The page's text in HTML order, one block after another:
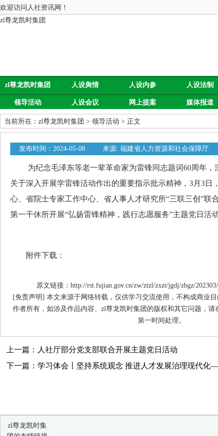
欢迎访问人社资讯网！
zl尊龙凯时集团
zl尊龙凯时集团 人设舆情 人设内参 人设法制
领导活动 人设会议 网上提案 媒体报道
当前所在： zl尊龙凯时集团 > 领导活动 > 正文
发布时间：2024-05-08 来源: 福建省人力资源和社会保障厅
为纪念毛泽东等老一辈革命家为雷锋同志题词60周年，
关于深入开展学雷锋活动作出的重要指示批示精神，3月3日
心、省院士专家工作中心、省人事人才研究所“三联三创”联
第一干休所开展“弘扬雷锋精神，践行志愿服务”主题党日活
附件下载：
原文链接：http://rst.fujian.gov.cn/zw/ztzl/zxzt/jgdj/zbgz/
[免责声明] 本文来源于网络转载，仅供学习交流使用，不构成商业
作者所有，如涉及作品内容、zl尊龙凯时集团的版权和其它问题，请
第一时间处理。
上一篇：人社厅部分党支部联合开展主题党日活动
下一篇：学习体会丨坚持系统观念 推进人才发展治理现代
zl尊龙凯时集